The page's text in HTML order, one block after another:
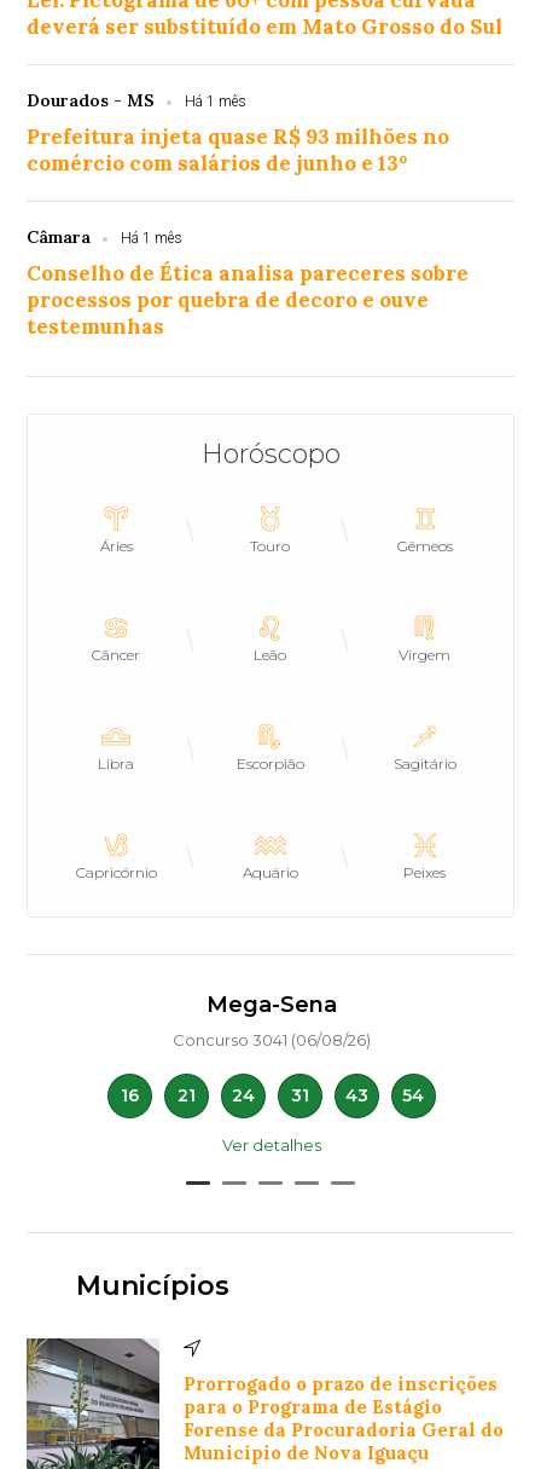
deverá ser substituído em Mato Grosso do Sul
Dourados - MS Há 1 mês
Prefeitura injeta quase R$ 93 milhões no
comércio com salários de junho e 13º
Câmara Há 1 mês
Conselho de Ética analisa pareceres sobre
processos por quebra de decoro e ouve
testemunhas
Horóscopo
Áries Touro Gêmeos
Câncer Leão Virgem
Libra Escorpião Sagitário
Capricórnio Aquário Peixes
Mega-Sena
Concurso 3041 (06/08/26)
16 21 24 31 43 54
Ver detalhes
Municípios
Prorrogado o prazo de inscrições
para o Programa de Estágio
Forense da Procuradoria Geral do
Município de Nova Iguaçu